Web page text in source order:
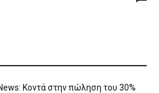
Κοντά στην πώληση του 30%